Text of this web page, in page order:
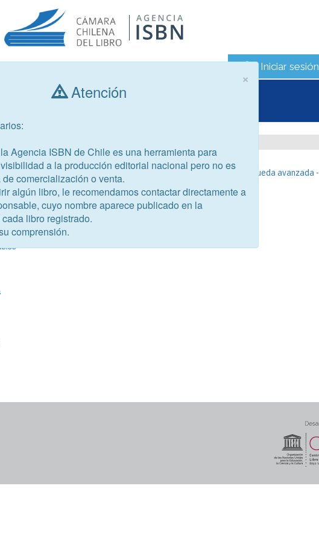
Iniciar sesión
Consultar libros
- Búsqueda avanzada -
×
Atención
Agencia ISBN de Chile es una herramienta para
a la producción editorial nacional pero no es
comercialización o venta.
algún libro, le recomendamos contactar directamente a
cuyo nombre aparece publicado en la
libro registrado.
comprensión.